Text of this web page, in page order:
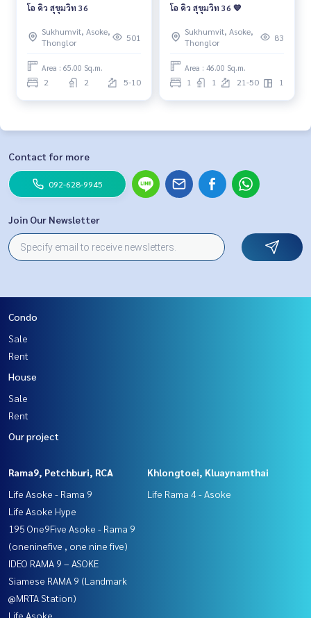
โอ คิว สุขุมวิท 36
Sukhumvit, Asoke,
Thonglor
501
Area : 65.00 Sq.m.
2 2 5-10
โอ คิว สุขุมวิท 36 💙
Sukhumvit, Asoke,
Thonglor
83
Area : 46.00 Sq.m.
1 1 21-50 1
Contact for more
092-628-9945
Join Our Newsletter
Condo
Sale
Rent
House
Sale
Rent
Our project
Rama9, Petchburi, RCA
Life Asoke - Rama 9
Life Asoke Hype
195 One9Five Asoke - Rama 9
(oneninefive , one nine five)
IDEO RAMA 9 – ASOKE
Siamese RAMA 9 (Landmark
@MRTA Station)
Life Asoke
Khlongtoei, Kluaynamthai
Life Rama 4 - Asoke